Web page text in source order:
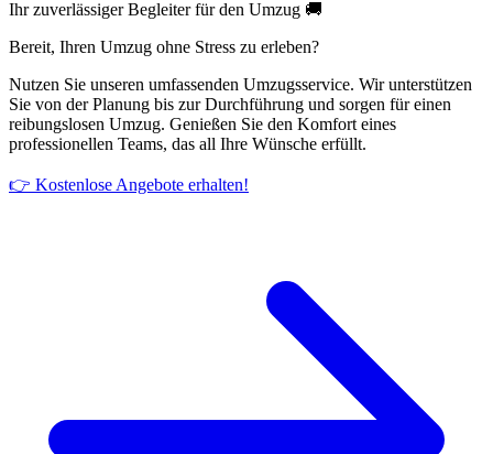
Ihr zuverlässiger Begleiter für den Umzug 🚚
Bereit, Ihren Umzug ohne Stress zu erleben?
Nutzen Sie unseren umfassenden Umzugsservice. Wir unterstützen
Sie von der Planung bis zur Durchführung und sorgen für einen
reibungslosen Umzug. Genießen Sie den Komfort eines
professionellen Teams, das all Ihre Wünsche erfüllt.
👉 Kostenlose Angebote erhalten!